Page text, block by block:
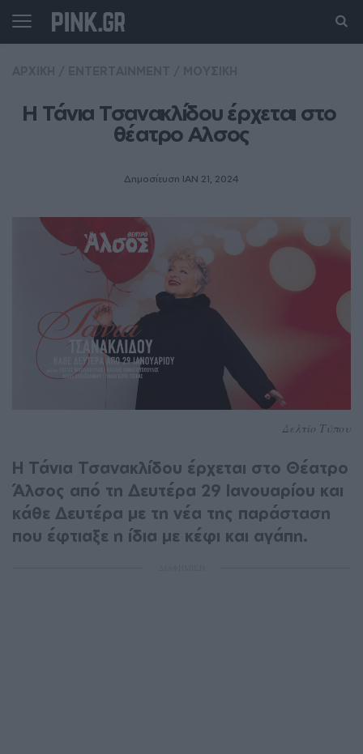
Η Τάνια Τσανακλίδου έρχεται στο
θέατρο Αλσος
Δημοσίευση ΙΑΝ 21, 2024
Δελτίο Τύπου
Η Τάνια Τσανακλίδου έρχεται στο Θέατρο
Άλσος από τη Δευτέρα 29 Ιανουαρίου και
κάθε Δευτέρα με τη νέα της παράσταση
που έφτιαξε η ίδια με κέφι και αγάπη.